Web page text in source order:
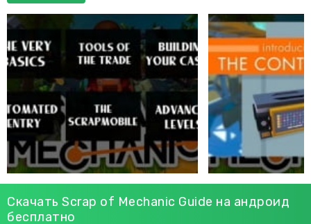
Скачать Scrap of Mechanic Guide на андроид
бесплатно